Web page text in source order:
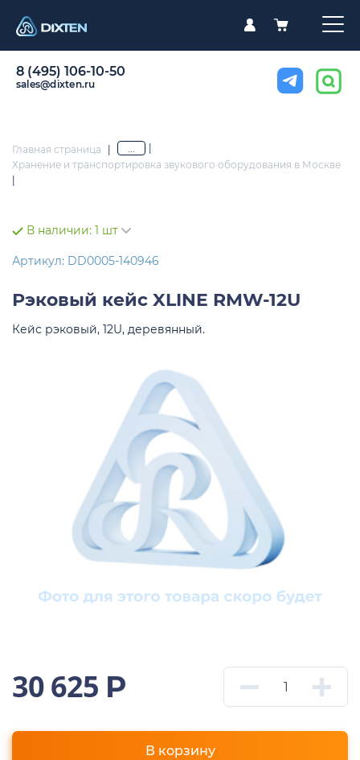
8 (495) 106-10-50
sales@dixten.ru
Главная страница | ...
Хранение и транспортировка звукового оборудования в Москве
В наличии: 1 шт
Артикул: DD0005-140946
Рэковый кейс XLINE RMW-12U
Кейс рэковый, 12U, деревянный.
30 625 Р
В корзину